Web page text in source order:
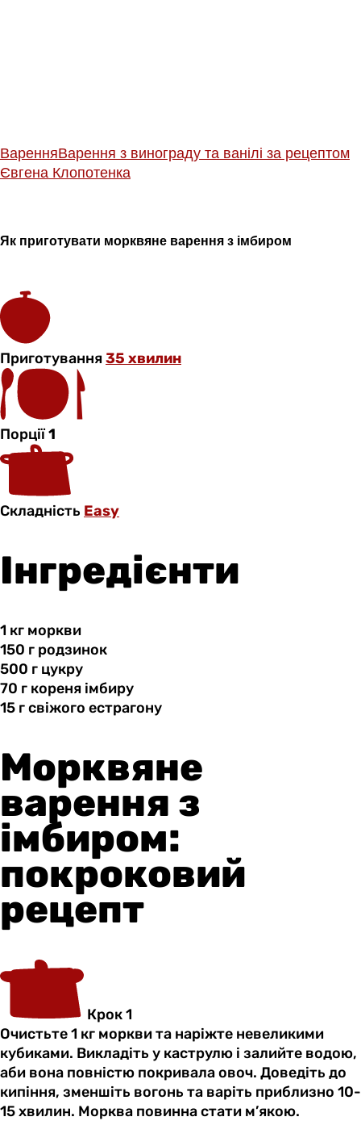
ВаренняВарення з винограду та ванілі за рецептом
Євгена Клопотенка
Як приготувати морквяне варення з імбиром
Приготування35 хвилин
Порції1
Складність Easy
Інгредієнти
1 кг моркви
150 г родзинок
500 г цукру
70 г кореня імбиру
15 гсвіжого естрагону
Морквяне
варення з
імбиром:
покроковий
рецепт
Крок 1
Очистьте 1 кг моркви та наріжте невеликими
кубиками. Викладіть у каструлю і залийте водою,
аби вона повністю покривала овоч. Доведіть до
кипіння, зменшіть вогонь та варіть приблизно 10-
15 хвилин. Морква повинна стати м’якою.